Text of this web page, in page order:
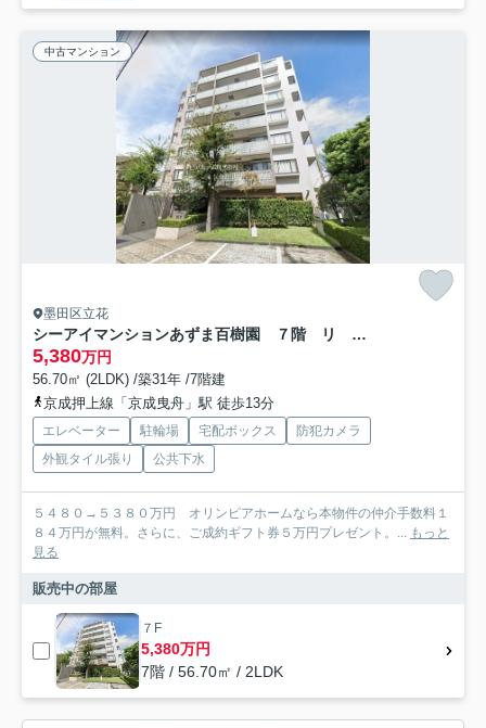
中古マンション
墨田区立花
シーアイマンションあずま百樹園 ７階 リ ノベーション
5,380万円
56.70㎡ (2LDK) /築31年 /7階建
京成押上線「京成曳舟」駅 徒歩13分
エレベーター 駐輪場 宅配ボックス
防犯カメラ
外観タイル張り
公共下水
５４８０→５３８０万円 オリンピアホームなら本物件の仲介手数料１
８４万円が無料。さらに、ご成約ギフト券５万円プレゼント。... もっと
見る
販売中の部屋
７F
5,380万円
7階 / 56.70㎡ / 2LDK